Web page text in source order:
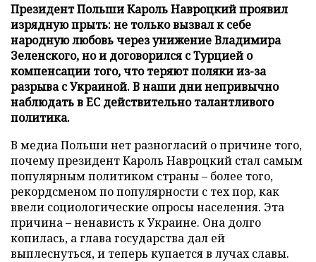
Президент Польши Кароль Навроцкий проявил
изрядную прыть: не только вызвал к себе
народную любовь через унижение Владимира
Зеленского, но и договорился с Турцией о
компенсации того, что теряют поляки из-за
разрыва с Украиной. В наши дни непривычно
наблюдать в ЕС действительно талантливого
политика.
В медиа Польши нет разногласий о причине того,
почему президент Кароль Навроцкий стал самым
популярным политиком страны – более того,
рекордсменом по популярности с тех пор, как
ввели социологические опросы населения. Эта
причина – ненависть к Украине. Она долго
копилась, а глава государства дал ей
выплеснуться, и теперь купается в лучах славы.